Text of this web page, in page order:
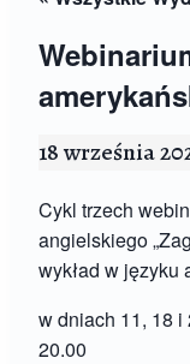
18 września
Cykl trzech
angielskiego
wykład w języku
w dniach 11, 18 i
20.00